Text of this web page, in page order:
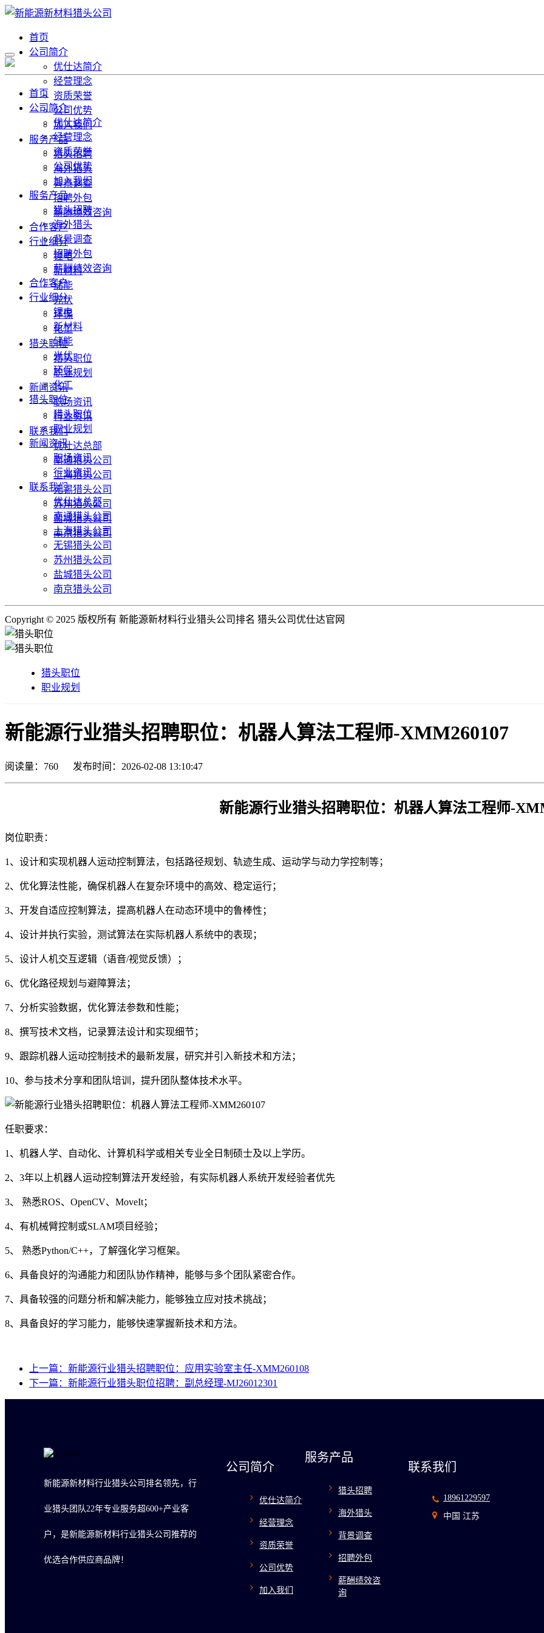
首页
公司简介
优仕达简介
经营理念
资质荣誉
公司优势
加入我们
服务产品
猎头招聘
海外猎头
背景调查
招聘外包
薪酬绩效咨询
合作客户
行业细分
锂电
新材料
储能
光伏
环保
化工
猎头职位
猎头职位
职业规划
新闻资讯
职场资讯
行业资讯
联系我们
优仕达总部
南通猎头公司
上海猎头公司
无锡猎头公司
苏州猎头公司
盐城猎头公司
南京猎头公司
首页
公司简介
优仕达简介
经营理念
资质荣誉
公司优势
加入我们
服务产品
猎头招聘
海外猎头
背景调查
招聘外包
薪酬绩效咨询
合作客户
行业细分
锂电
新材料
储能
光伏
环保
化工
猎头职位
猎头职位
职业规划
新闻资讯
职场资讯
行业资讯
联系我们
优仕达总部
南通猎头公司
上海猎头公司
无锡猎头公司
苏州猎头公司
盐城猎头公司
南京猎头公司
Copyright © 2025 版权所有 新能源新材料行业猎头公司排名 猎头公司优仕达官网
猎头职位
职业规划
新能源行业猎头招聘职位：机器人算法工程师-XMM260107
阅读量： 760 发布时间：2026-02-08 13:10:47
新能源行业猎头招聘职位：机器人算法工程师-
岗位职责：
1、设计和实现机器人运动控制算法，包括路径规划、轨迹生成、运动学与动力学控制等；
2、优化算法性能，确保机器人在复杂环境中的高效、稳定运行；
3、开发自适应控制算法，提高机器人在动态环境中的鲁棒性；
4、设计并执行实验，测试算法在实际机器人系统中的表现；
5、设计人机交互逻辑（语音/视觉反馈）；
6、优化路径规划与避障算法；
7、分析实验数据，优化算法参数和性能；
8、撰写技术文档，记录算法设计和实现细节；
9、跟踪机器人运动控制技术的最新发展，研究并引入新技术和方法；
10、参与技术分享和团队培训，提升团队整体技术水平。
任职要求：
1、机器人学、自动化、计算机科学或相关专业全日制硕士及以上学历。
2、3年以上机器人运动控制算法开发经验，有实际机器人系统开发经验者优先
3、 熟悉ROS、OpenCV、MoveIt；
4、有机械臂控制或SLAM项目经验；
5、 熟悉Python/C++，了解强化学习框架。
6、具备良好的沟通能力和团队协作精神，能够与多个团队紧密合作。
7、具备较强的问题分析和解决能力，能够独立应对技术挑战；
8、具备良好的学习能力，能够快速掌握新技术和方法。
上一篇：新能源行业猎头招聘职位：应用实验室主任-XMM260108
下一篇：新能源行业猎头职位招聘：副总经理-MJ26012301
新能源新材料行业猎头公司排名领先，行
业猎头团队22年专业服务超600+产业客
户，是新能源新材料行业猎头公司推荐的
优选合作供应商品牌！
公司简介
优仕达简介
经营理念
资质荣誉
公司优势
加入我们
服务产品
猎头招聘
海外猎头
背景调查
招聘外包
薪酬绩效咨
询
联系我们
18961229597
中国 江苏